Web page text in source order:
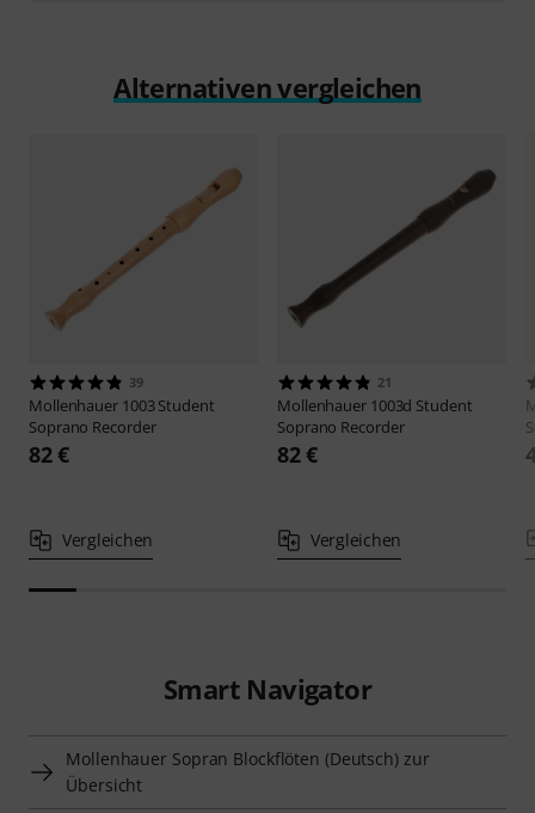
Alternativen vergleichen
39
Mollenhauer 1003 Student
Soprano Recorder
82 €
Vergleichen
21
Mollenhauer 1003d Student
Soprano Recorder
82 €
Vergleichen
Smart Navigator
Mollenhauer Sopran Blockflöten (Deutsch) zur
Übersicht